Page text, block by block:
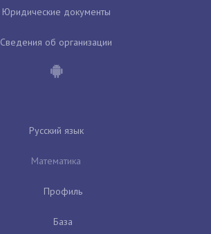
Юридические документы
Сведения об организации
Русский язык
Математика
Профиль
База